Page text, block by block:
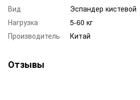
Вид
Эспандер кистевой
Нагрузка
5-60 кг
Производитель
Китай
Отзывы